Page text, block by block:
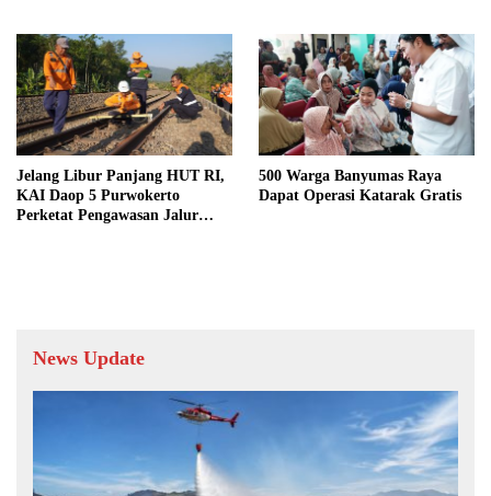
Jelang Libur Panjang HUT RI,
KAI Daop 5 Purwokerto
Perketat Pengawasan Jalur
500 Warga Banyumas Raya
Dapat Operasi Katarak Gratis
News Update